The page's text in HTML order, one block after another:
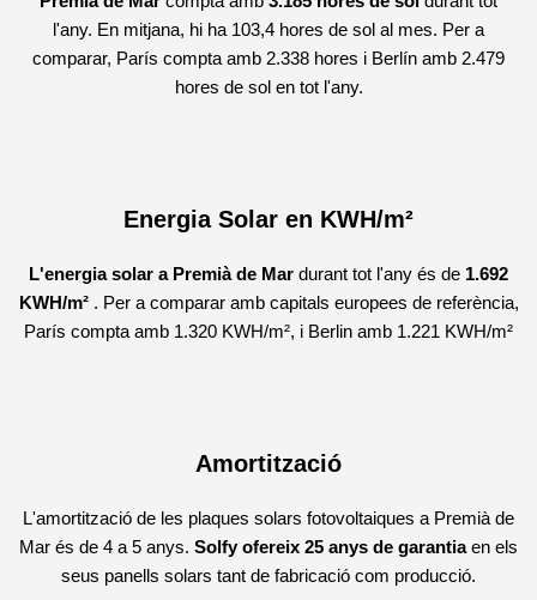
l'any. En mitjana, hi ha 103,4 hores de sol al mes. Per a
comparar, París compta amb 2.338 hores i Berlín amb 2.479
hores de sol en tot l'any.
Energia Solar en KWH/m²
L'energia solar a Premià de Mar durant tot l'any és de 1.692
KWH/m². Per a comparar amb capitals europees de referència,
París compta amb 1.320 KWH/m², i Berlin amb 1.221 KWH/m²
Amortització
L'amortització de les plaques solars fotovoltaiques a Premià de
Mar és de 4 a 5 anys. Solfy ofereix 25 anys de garantiaen els
seus panells solars tant de fabricació com producció.